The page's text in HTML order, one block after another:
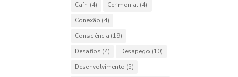
Cafh (4) Cerimonial (4)
Conexão (4)
Consciência (19)
Desafios (4) Desapego (10)
Desenvolvimento (5)